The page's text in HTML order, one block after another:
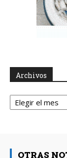
Archivos
Archivos
OTRAS